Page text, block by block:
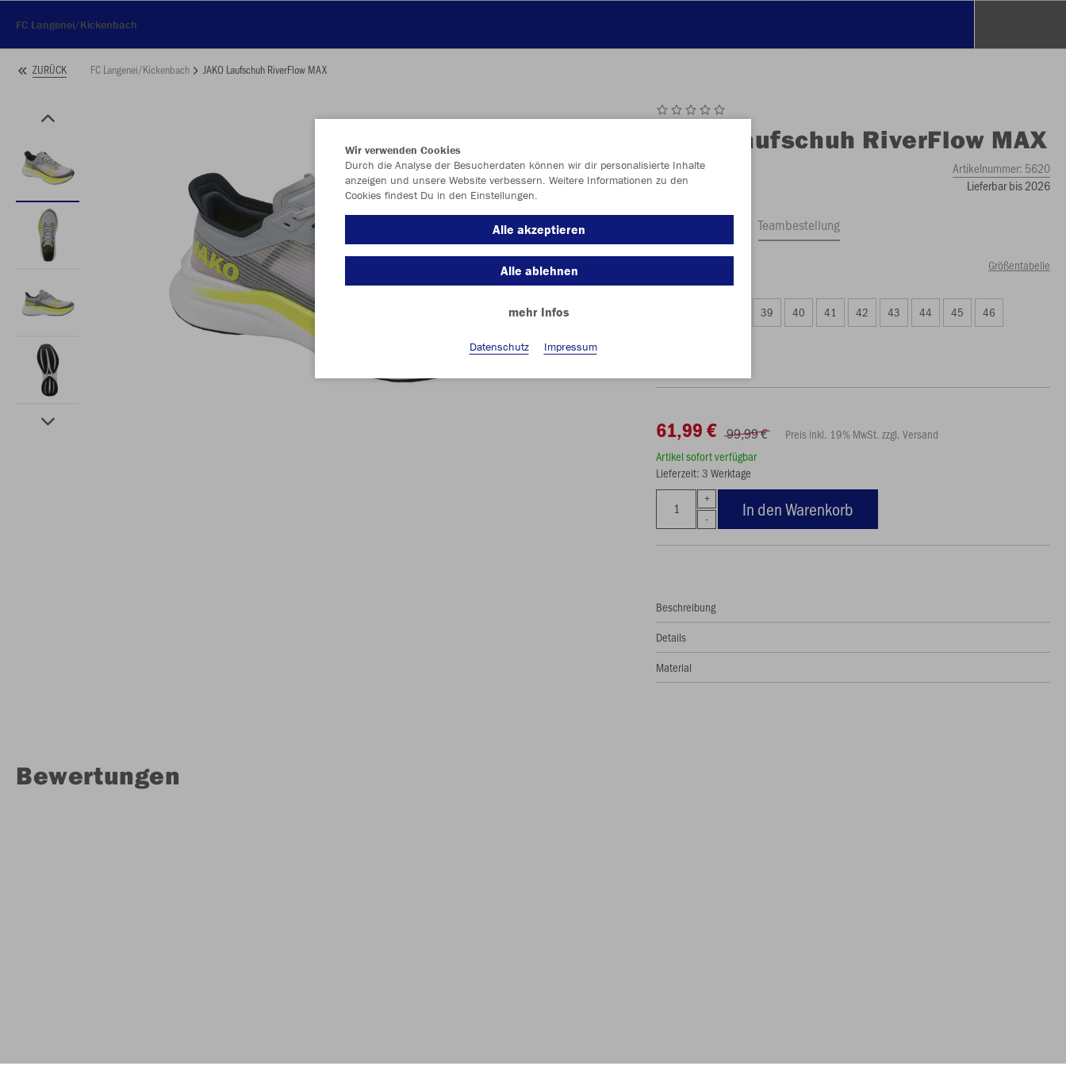
FC Langenei/Kickenbach
ZURÜCK FC Langenei/Kickenbach JAKO Laufschuh RiverFlow MAX
Laufschuh RiverFlow MAX
Artikelnummer: 5620
Lieferbar bis 2026
Teambestellung
Größentabelle
Größe (61,99 €)
39 40 41 42 43 44 45 46
61,99 € 99,99 €
Preis inkl. 19% MwSt. zzgl. Versand
Artikel sofort verfügbar
Lieferzeit: 3 Werktage
In den Warenkorb
Beschreibung
Details
Material
Bewertungen
Wir verwenden Cookies
Durch die Analyse der Besucherdaten können wir dir personalisierte Inhalte
anzeigen und unsere Website verbessern. Weitere Informationen zu den
Cookies findest Du in den Einstellungen.
Alle akzeptieren
Alle ablehnen
mehr Infos
Datenschutz Impressum